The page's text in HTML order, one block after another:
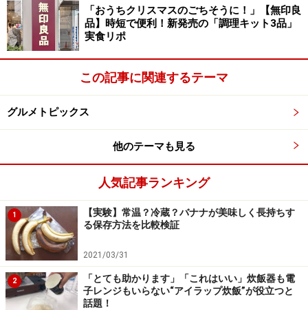
キャンティ「銀座はちみつ ババロアバニ
ラ」直径：12cm
松屋銀座は、銀座ビル屋上で養蜂する「銀座ミツバチプ
ロジェクト」に参加されており、採れた銀座はちみつを
使ったオリジナルのクリスマスケーキが毎年人気です。
ラ」が人気を集めています。
キャンティ「銀座はちみつ・ババロアバニラ」直径12cm
蜂の巣を可愛らしく表現され、ババロアバニラのふわふ
わ生地に銀座はちみつが香る優しい味わい。甘酸っぱい
フランボワーズのシロップ漬けがお味のアクセントにな
「おうちクリスマスのごちそうに！」【無印良
品】時短で便利！新発売の「調理キット3品」
実食リポ
この記事に関連するテーマ
グルメトピックス
他のテーマも見る
人気記事ランキング
1
【実験】常温？冷蔵？バナナが美味しく長持ちす
る保存方法を比較検証
2021/03/31
2
「とても助かります」「これはいい」炊飯器も電
子レンジもいらない“アイラップ炊飯”が役立つと
話題！